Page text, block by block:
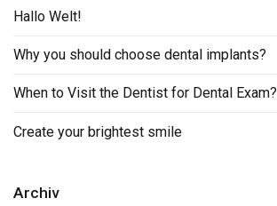
Hallo Welt!
Why you should choose dental implants?
When to Visit the Dentist for Dental Exam?
Create your brightest smile
Archiv